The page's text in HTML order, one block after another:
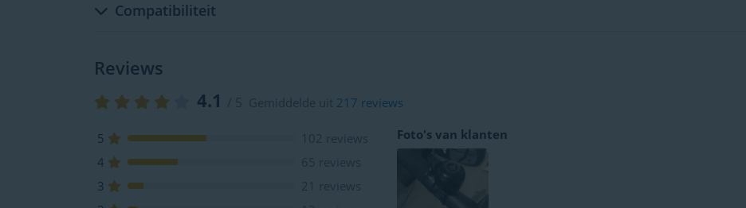
Compatibiliteit
Reviews
4.1 / 5 Gemiddelde uit 217 reviews
5
102 reviews
4
65 reviews
3
21 reviews
Foto's van klanten